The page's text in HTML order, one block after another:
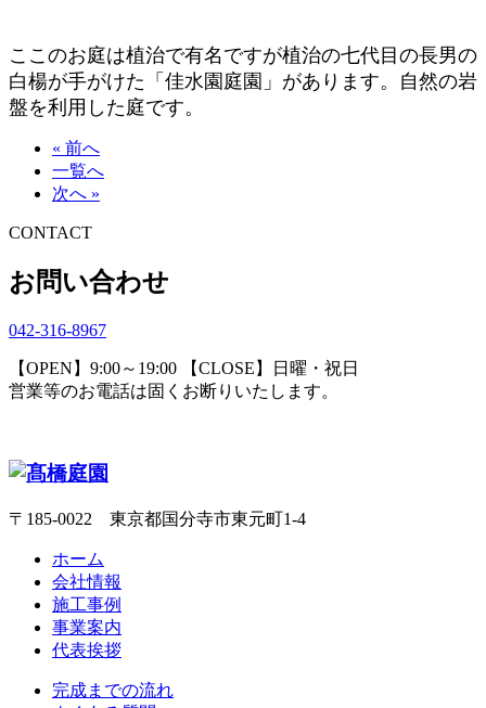
ここのお庭は植治で有名ですが植治の七代目の長男の
白楊が手がけた「佳水園庭園」があります。自然の岩
盤を利用した庭です。
« 前へ
一覧へ
次へ »
CONTACT
お問い合わせ
042-316-8967
【OPEN】9:00～19:00 【CLOSE】日曜・祝日
営業等のお電話は固くお断りいたします。
〒185-0022 東京都国分寺市東元町1-4
ホーム
会社情報
施工事例
事業案内
代表挨拶
完成までの流れ